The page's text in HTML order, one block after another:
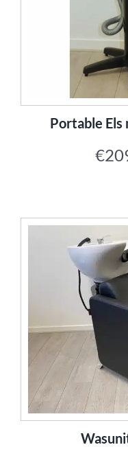
Portable
€